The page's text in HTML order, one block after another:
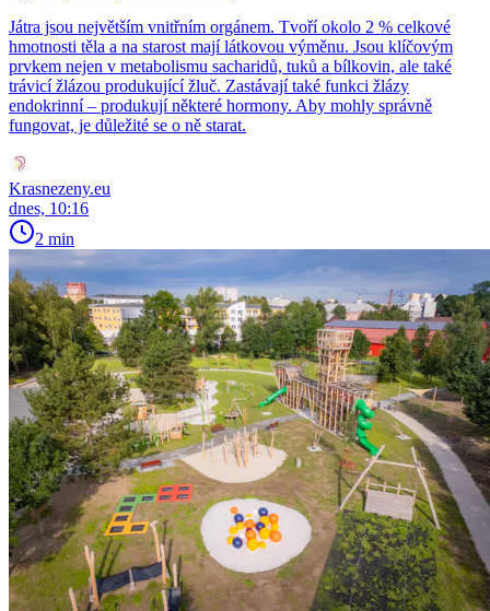
Játra jsou největším vnitřním orgánem. Tvoří okolo 2 % celkové
hmotnosti těla a na starost mají látkovou výměnu. Jsou klíčovým
prvkem nejen v metabolismu sacharidů, tuků a bílkovin, ale také
trávicí žlázou produkující žluč. Zastávají také funkci žlázy
endokrinní – produkují některé hormony. Aby mohly správně
fungovat, je důležité se o ně starat.
Krasnezeny.eu
dnes, 10:16
2 min